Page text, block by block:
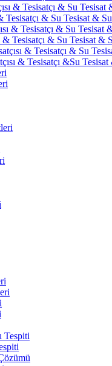
& Tesisatçı & Su Tesisat
Tesisatçı & Su Tesisat &
& Tesisatçı & Su Tesisat
& Tesisatçı & Su Tesisat &
& Tesisatçı & Su
& Tesisatçı &Su
Tespiti